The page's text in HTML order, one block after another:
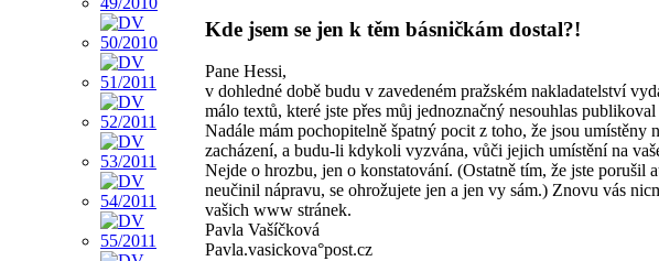
Kde jsem se jen k těm básničkám dostal?!
Pane Hessi,
v dohledné době budu v zavedeném pražském nakladatelství
málo textů, které jste přes můj jednoznačný nesouhlas
Nadále mám pochopitelně špatný pocit z toho, že jsou umístěny
zacházení, a budu-li kdykoli vyzvána, vůči jejich umístění na
Nejde o hrozbu, jen o konstatování. (Ostatně tím, že jste porušil
neučinil nápravu, se ohrožujete jen a jen vy sám.) Znovu vás
vašich www stránek.
Pavla Vašíčková
Pavla.vasickova°post.cz